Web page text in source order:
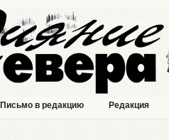
Письмо в редакцию Редакция